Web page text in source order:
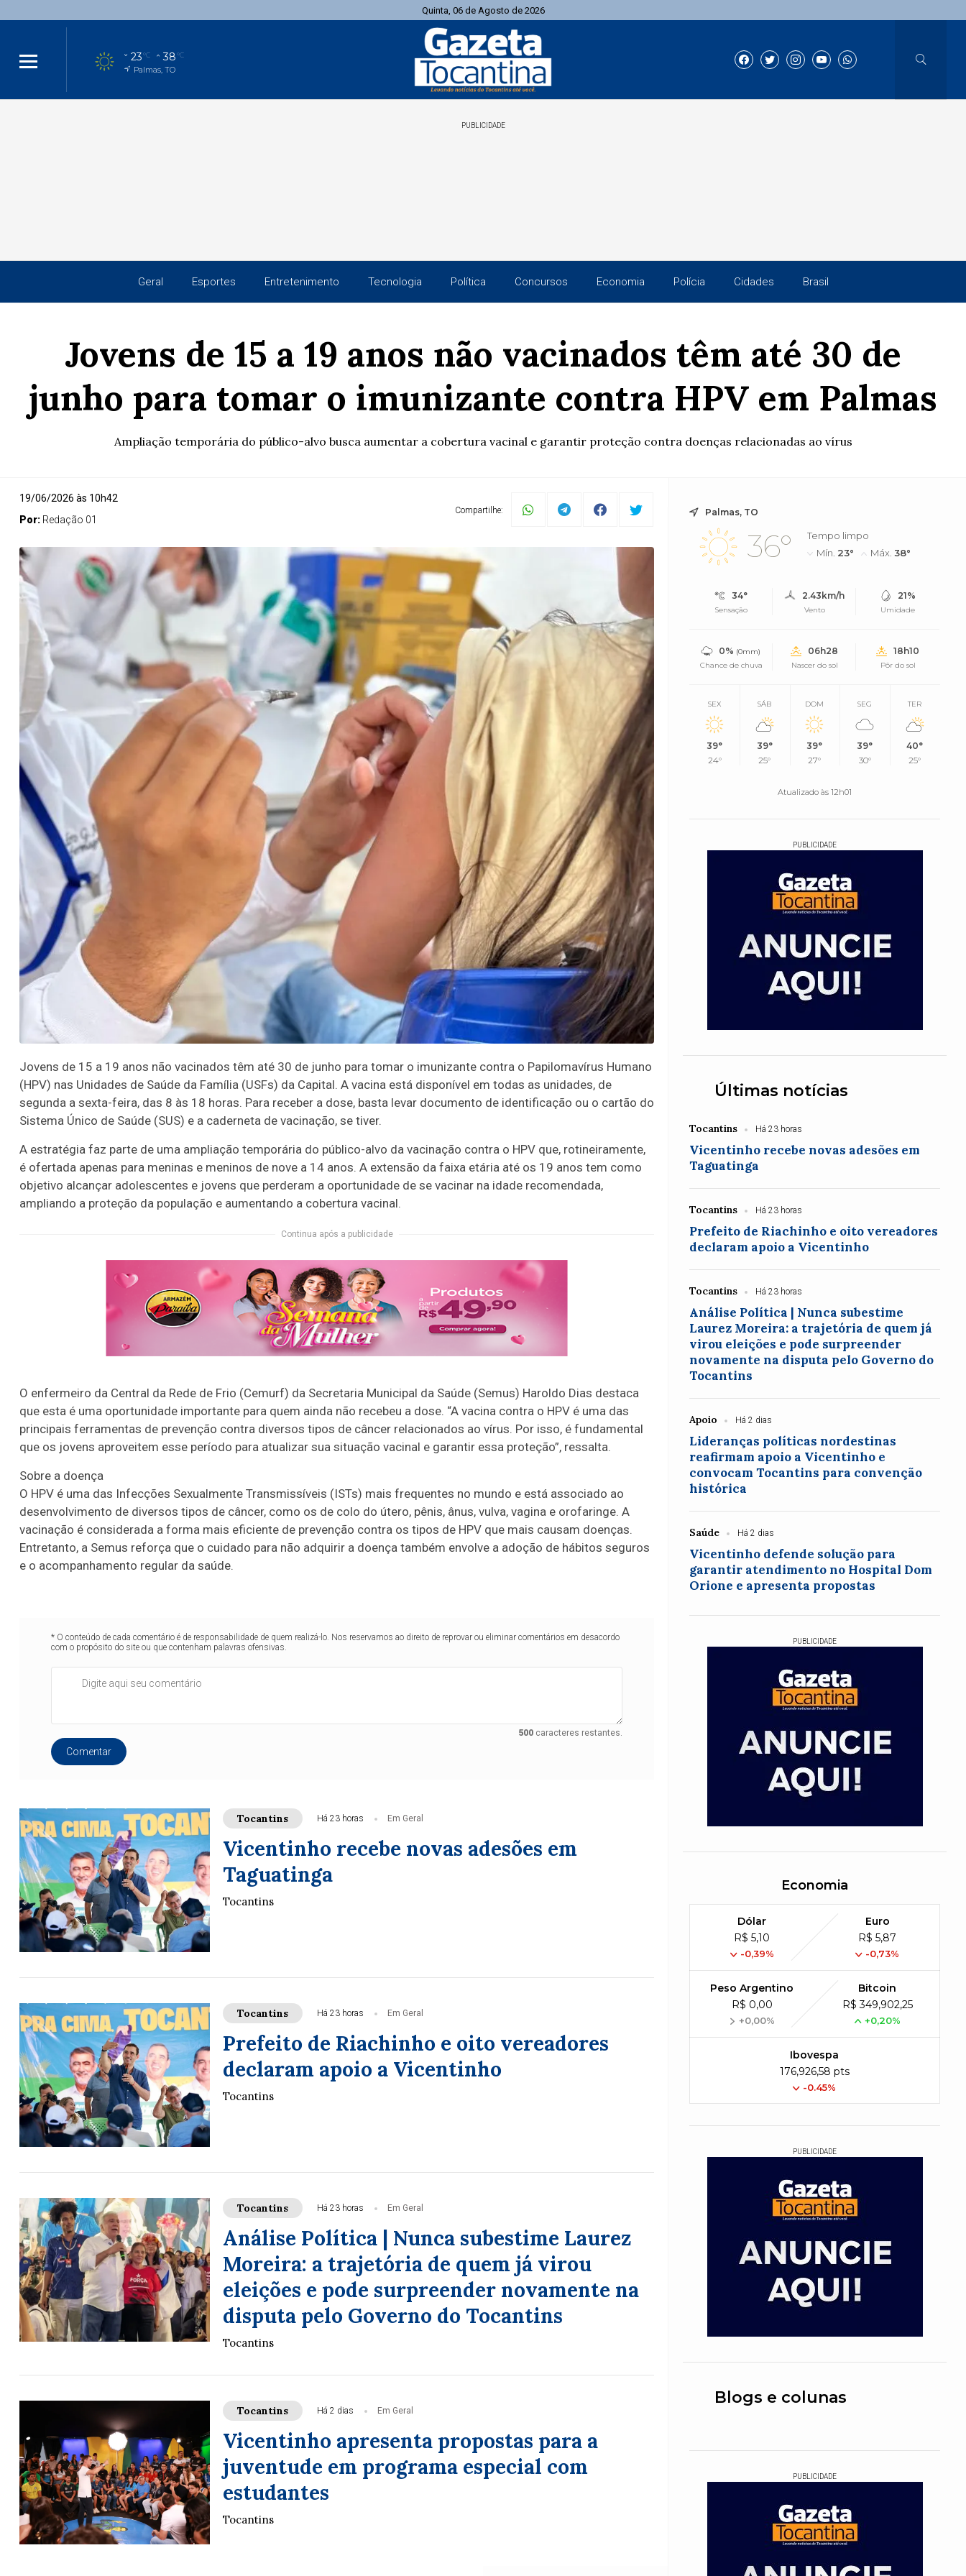
Quinta, 06 de Agosto de 2026
23°C 38°C
Palmas, TO
PUBLICIDADE
Geral Esportes Entretenimento Tecnologia Política Concursos Economia Polícia Cidades Brasil
Jovens de 15 a 19 anos não vacinados têm até 30 de
junho para tomar o imunizante contra HPV em Palmas
Ampliação temporária do público-alvo busca aumentar a cobertura vacinal e garantir proteção contra doenças relacionadas ao vírus
19/06/2026 às 10h42
Por: Redação 01
Compartilhe:
Jovens de 15 a 19 anos não vacinados têm até 30 de junho para tomar o imunizante contra o Papilomavírus Humano
(HPV) nas Unidades de Saúde da Família (USFs) da Capital. A vacina está disponível em todas as unidades, de
segunda a sexta-feira, das 8 às 18 horas. Para receber a dose, basta levar documento de identificação ou o cartão do
Sistema Único de Saúde (SUS) e a caderneta de vacinação, se tiver.
A estratégia faz parte de uma ampliação temporária do público-alvo da vacinação contra o HPV que, rotineiramente,
é ofertada apenas para meninas e meninos de nove a 14 anos. A extensão da faixa etária até os 19 anos tem como
objetivo alcançar adolescentes e jovens que perderam a oportunidade de se vacinar na idade recomendada,
ampliando a proteção da população e aumentando a cobertura vacinal.
Continua após a publicidade
O enfermeiro da Central da Rede de Frio (Cemurf) da Secretaria Municipal da Saúde (Semus) Haroldo Dias destaca
que esta é uma oportunidade importante para quem ainda não recebeu a dose. “A vacina contra o HPV é uma das
principais ferramentas de prevenção contra diversos tipos de câncer relacionados ao vírus. Por isso, é fundamental
que os jovens aproveitem esse período para atualizar sua situação vacinal e garantir essa proteção”, ressalta.
Sobre a doença
O HPV é uma das Infecções Sexualmente Transmissíveis (ISTs) mais frequentes no mundo e está associado ao
desenvolvimento de diversos tipos de câncer, como os de colo do útero, pênis, ânus, vulva, vagina e orofaringe. A
vacinação é considerada a forma mais eficiente de prevenção contra os tipos de HPV que mais causam doenças.
Entretanto, a Semus reforça que o cuidado para não adquirir a doença também envolve a adoção de hábitos seguros
e o acompanhamento regular da saúde.
* O conteúdo de cada comentário é de responsabilidade de quem realizá-lo. Nos reservamos ao direito de reprovar ou eliminar comentários em desacordo
com o propósito do site ou que contenham palavras ofensivas.
500caracteres restantes.
Comentar
Tocantins Há 23 horas Em Geral
Vicentinho recebe novas adesões em
Taguatinga
Tocantins
Tocantins Há 23 horas Em Geral
Prefeito de Riachinho e oito vereadores
declaram apoio a Vicentinho
Tocantins
Tocantins Há 23 horas Em Geral
Análise Política | Nunca subestime Laurez
Moreira: a trajetória de quem já virou
eleições e pode surpreender novamente na
disputa pelo Governo do Tocantins
Tocantins
Tocantins Há 2 dias Em Geral
Vicentinho apresenta propostas para a
juventude em programa especial com
estudantes
Tocantins
Palmas, TO
36°
Tempo limpo
Mín. 23° Máx.38°
34°
Sensação
2.43km/h
Vento
21%
Umidade
0% (0mm)
Chance de chuva
06h28
Nascer do sol
18h10
Pôr do sol
SEX
39°
24°
SÁB
39°
25°
DOM
39°
27°
SEG
39°
30°
TER
40°
25°
Atualizado às 12h01
PUBLICIDADE
Últimas notícias
Tocantins Há 23 horas
Vicentinho recebe novas adesões em
Taguatinga
Tocantins Há 23 horas
Prefeito de Riachinho e oito vereadores
declaram apoio a Vicentinho
Tocantins Há 23 horas
Análise Política | Nunca subestime
Laurez Moreira: a trajetória de quem já
virou eleições e pode surpreender
novamente na disputa pelo Governo do
Tocantins
Apoio Há 2 dias
Lideranças políticas nordestinas
reafirmam apoio a Vicentinho e
convocam Tocantins para convenção
histórica
Saúde Há 2 dias
Vicentinho defende solução para
garantir atendimento no Hospital Dom
Orione e apresenta propostas
PUBLICIDADE
Economia
Dólar
R$ 5,10
-0,39%
Euro
R$ 5,87
-0,73%
Peso Argentino
R$ 0,00
+0,00%
Bitcoin
R$ 349,902,25
+0,20%
Ibovespa
176,926,58 pts
-0.45%
PUBLICIDADE
Blogs e colunas
PUBLICIDADE